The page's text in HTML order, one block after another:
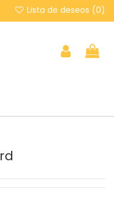
Lista de deseos (0)